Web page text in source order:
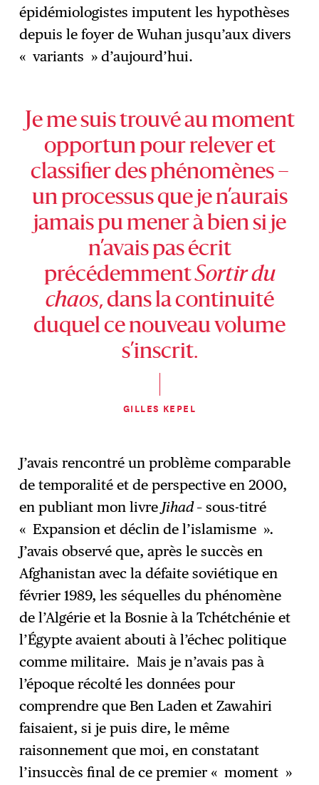
épidémiologistes imputent les hypothèses
depuis le foyer de Wuhan jusqu’aux divers
« variants » d’aujourd’hui.
Je me suis trouvé au moment
opportun pour relever et
classifier des phénomènes –
un processus que je n’aurais
jamais pu mener à bien si je
n’avais pas écrit
précédemmentSortir du
chaos, dans la continuité
duquel ce nouveau volume
s’inscrit.
GILLES KEPEL
J’avais rencontré un problème comparable
de temporalité et de perspective en 2000,
en publiant mon livre Jihad– sous-titré
« Expansion et déclin de l’islamisme ».
J’avais observé que, après le succès en
Afghanistan avec la défaite soviétique en
février 1989, les séquelles du phénomène
de l’Algérie et la Bosnie à la Tchétchénie et
l’Égypte avaient abouti à l’échec politique
comme militaire. Mais je n’avais pas à
l’époque récolté les données pour
comprendre que Ben Laden et Zawahiri
faisaient, si je puis dire, le même
raisonnement que moi, en constatant
l’insuccès final de ce premier « moment »